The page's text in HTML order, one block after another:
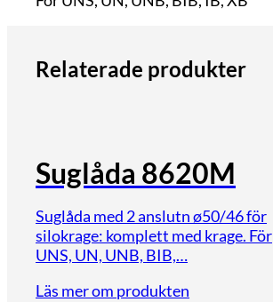
Relaterade produkter
Suglåda 8620M
Suglåda med 2 anslutn ø50/46 för
silokrage: komplett med krage. För
UNS, UN, UNB, BIB,…
Läs mer om produkten